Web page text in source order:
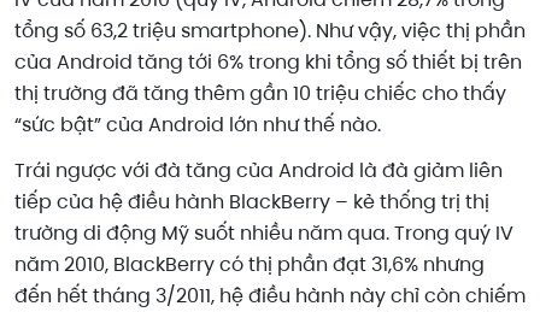
tổng số 63,2 triệu smartphone). Như vậy, việc thị phần
của Android tăng tới 6% trong khi tổng số thiết bị trên
thị trường đã tăng thêm gần 10 triệu chiếc cho thấy
“sức bật” của Android lớn như thế nào.
Trái ngược với đà tăng của Android là đà giảm liên
tiếp của hệ điều hành BlackBerry – kẻ thống trị thị
trường di động Mỹ suốt nhiều năm qua. Trong quý IV
năm 2010, BlackBerry có thị phần đạt 31,6% nhưng
đến hết tháng 3/2011, hệ điều hành này chỉ còn chiếm